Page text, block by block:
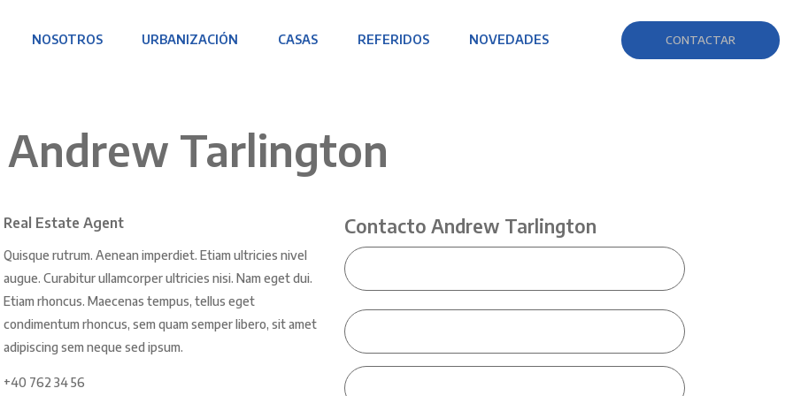
NOSOTROS URBANIZACIÓN CASAS REFERIDOS NOVEDADES CONTACTAR
Andrew Tarlington
Nosotros
Novedades
Real Estate Agent
Quisque rutrum. Aenean imperdiet. Etiam ultricies nivel
augue. Curabitur ullamcorper ultricies nisi. Nam eget dui.
Etiam rhoncus. Maecenas tempus, tellus eget
condimentum rhoncus, sem quam semper libero, sit amet
adipiscing sem neque sed ipsum.
+40 762 34 56
Contacto Andrew Tarlington